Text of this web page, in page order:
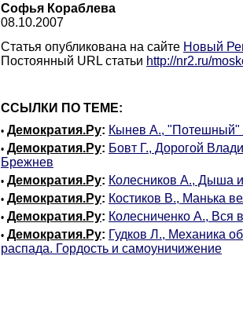
Софья Кораблева
08.10.2007
Статья опубликована на сайте Новый
Постоянный URL статьи http://nr2.ru/
ССЫЛКИ ПО ТЕМЕ:
• Демократия.Ру: Кынев А., "Потешный"
• Демократия.Ру: Бовт Г., Дорогой
Брежнев
• Демократия.Ру: Колесников А., Дыша
• Демократия.Ру: Костиков В., Манька
• Демократия.Ру: Колесниченко А., Вся
• Демократия.Ру: Гудков Л., Механика
распада. Гордость и самоуничижение